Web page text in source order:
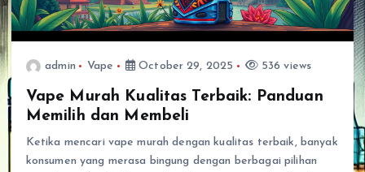
admin Vape October 29, 2025 536 views
Vape Murah Kualitas Terbaik: Panduan
Memilih dan Membeli
Ketika mencari vape murah dengan kualitas terbaik, banyak
konsumen yang merasa bingung dengan berbagai pilihan